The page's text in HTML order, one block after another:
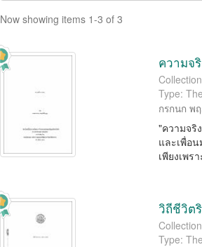
Now showing items 1-3 of 3
ความจ
Type:
กรกนก พ
"ความจ
และเพื่อ
เพียงเพร
วิถีชีวิต
Type: